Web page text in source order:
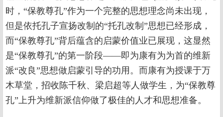
时，“保教尊孔”作为一个完整的思想理念尚未出现，
但是依托孔子宣扬改制的“托孔改制”思想已经形成，
而“保教尊孔”背后蕴含的启蒙价值业已展现，这显然
是“保教尊孔”的第一阶段——即为康有为为首的维新
派“改良”思想做启蒙引导的功用。而康有为授课于万
木草堂，招收陈千秋、梁启超等人做学生，为“保教尊
孔”上升为维新派信仰做了极佳的人才和思想准备。